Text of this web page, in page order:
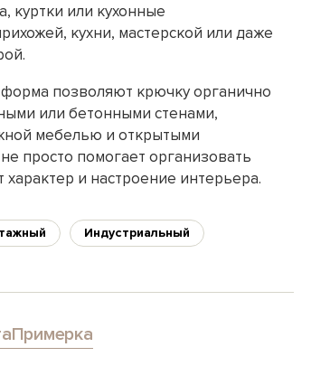
куртки или кухонные
кухни, мастерской или даже
позволяют крючку органично
или бетонными стенами,
мебелью и открытыми
просто помогает организовать
и настроение интерьера.
Индустриальный
Примерка